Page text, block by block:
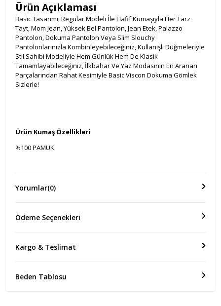
Ürün Açıklaması
Basic Tasarımı, Regular Modeli İle Hafif Kumaşıyla Her Tarz
Tayt, Mom Jean, Yüksek Bel Pantolon, Jean Etek, Palazzo
Pantolon, Dokuma Pantolon Veya Slim Slouchy
Pantolonlarınızla Kombinleyebileceğiniz, Kullanışlı Düğmeleriyle
Stil Sahibi Modeliyle Hem Günlük Hem De Klasik
Tamamlayabileceğiniz, İlkbahar Ve Yaz Modasının En Aranan
Parçalarından Rahat Kesimiyle Basic Viscon Dokuma Gömlek
Sizlerle!
Ürün Kumaş Özellikleri
%100 PAMUK
Yorumlar(0)
Ödeme Seçenekleri
Kargo & Teslimat
Beden Tablosu